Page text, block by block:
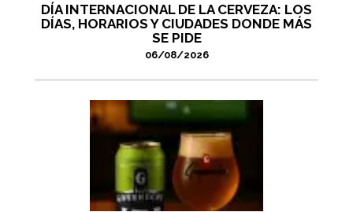
DÍA INTERNACIONAL DE LA CERVEZA: LOS
DÍAS, HORARIOS Y CIUDADES DONDE MÁS
SE PIDE
06/08/2026